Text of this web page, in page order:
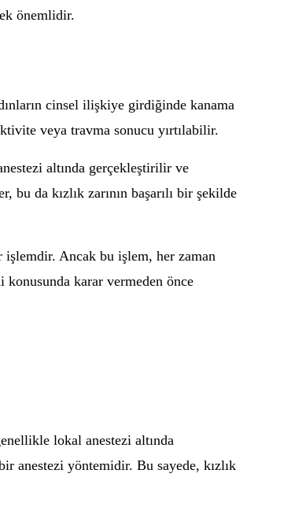
önemlidir.
cinsel ilişkiye girdiğinde kanama
veya travma sonucu yırtılabilir.
altında gerçekleştirilir ve
da kızlık zarının başarılı bir şekilde
işlemdir. Ancak bu işlem, her zaman
konusunda karar vermeden önce
lokal anestezi altında
anestezi yöntemidir. Bu sayede, kızlık